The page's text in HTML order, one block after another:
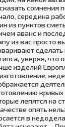
сомнения
середина
из пунктов
аванс и
из вас просто
уверяя, что
изделий
лепятся на
опять
в